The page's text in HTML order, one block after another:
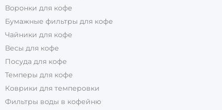
Воронки для кофе
Бумажные фильтры для кофе
Чайники для кофе
Весы для кофе
Посуда для кофе
Темперы для кофе
Коврики для темперовки
Фильтры воды в кофейню